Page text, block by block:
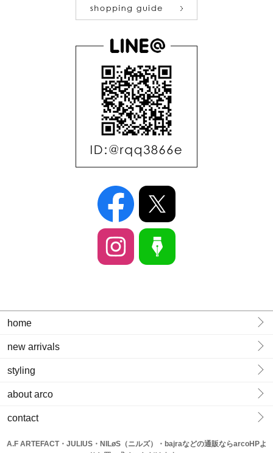
home
new arrivals
styling
about arco
contact
A.F ARTEFACT・JULIUS・NILøS（ニルズ）・bajraなどの通販ならarcoHPよ